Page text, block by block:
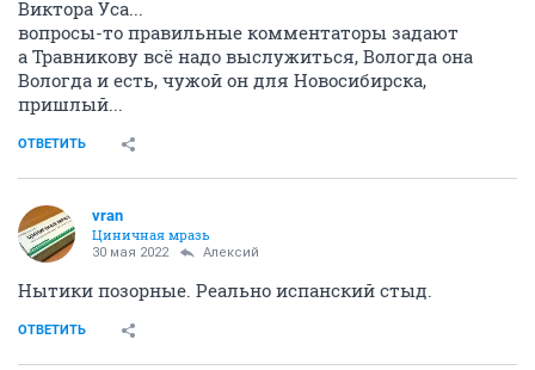
Виктора Уса...
вопросы-то правильные комментаторы задают
а Травникову всё надо выслужиться, Вологда она
Вологда и есть, чужой он для Новосибирска,
пришлый...
ОТВЕТИТЬ
vran
Циничная мразь
30 мая 2022 Алексий
Нытики позорные. Реально испанский стыд.
ОТВЕТИТЬ